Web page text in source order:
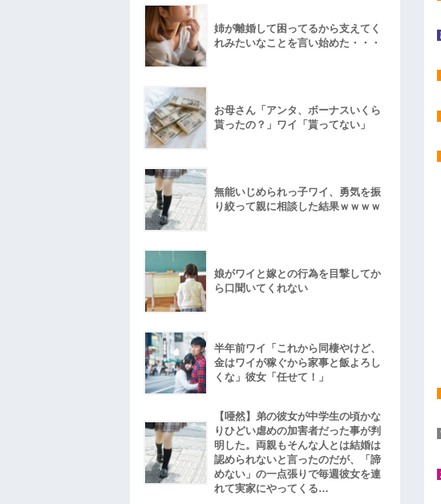
姉が離婚して困ってるから支えてく
れみたいなことを言い始めた・・・
お母さん「アンタ、ボーナスいくら
貰ったの？」ワイ「貰ってない」
無能いじめられっ子ワイ、勇気を振
り絞って親に相談した結果ｗｗｗｗ
娘がワイと嫁との行為を目撃してか
ら口聞いてくれない
半年前ワイ「これから同棲やけど、
金はワイが稼ぐから家事と飯よろし
くな」彼女「任せて！」
【唖然】弟の彼女が中学生の頃かな
りひどい虐めの加害者だった事が判
明した。両親もそんな人とは結婚は
認められないと言ったのだが、「諦
めない」の一点張りで毎週彼女を連
れて実家にやってくる…